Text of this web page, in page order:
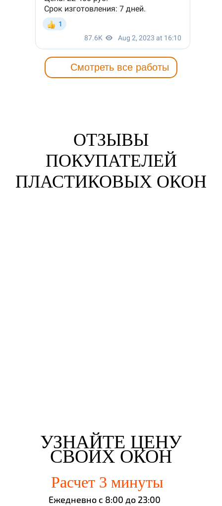
Смотреть все работы
ОТЗЫВЫ
ПОКУПАТЕЛЕЙ
ПЛАСТИКОВЫХ ОКОН
УЗНАЙТЕ ЦЕНУ
СВОИХ ОКОН
Расчет 3 минуты
Ежедневно с 8:00 до 23:00